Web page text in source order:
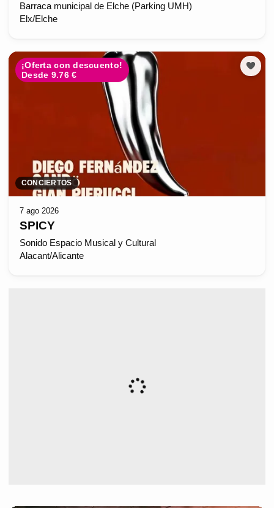
Barraca municipal de Elche (Parking UMH)
Elx/Elche
¡Oferta con descuento!
Desde 9.76 €
CONCIERTOS
7 ago 2026
SPICY
Sonido Espacio Musical y Cultural
Alacant/Alicante